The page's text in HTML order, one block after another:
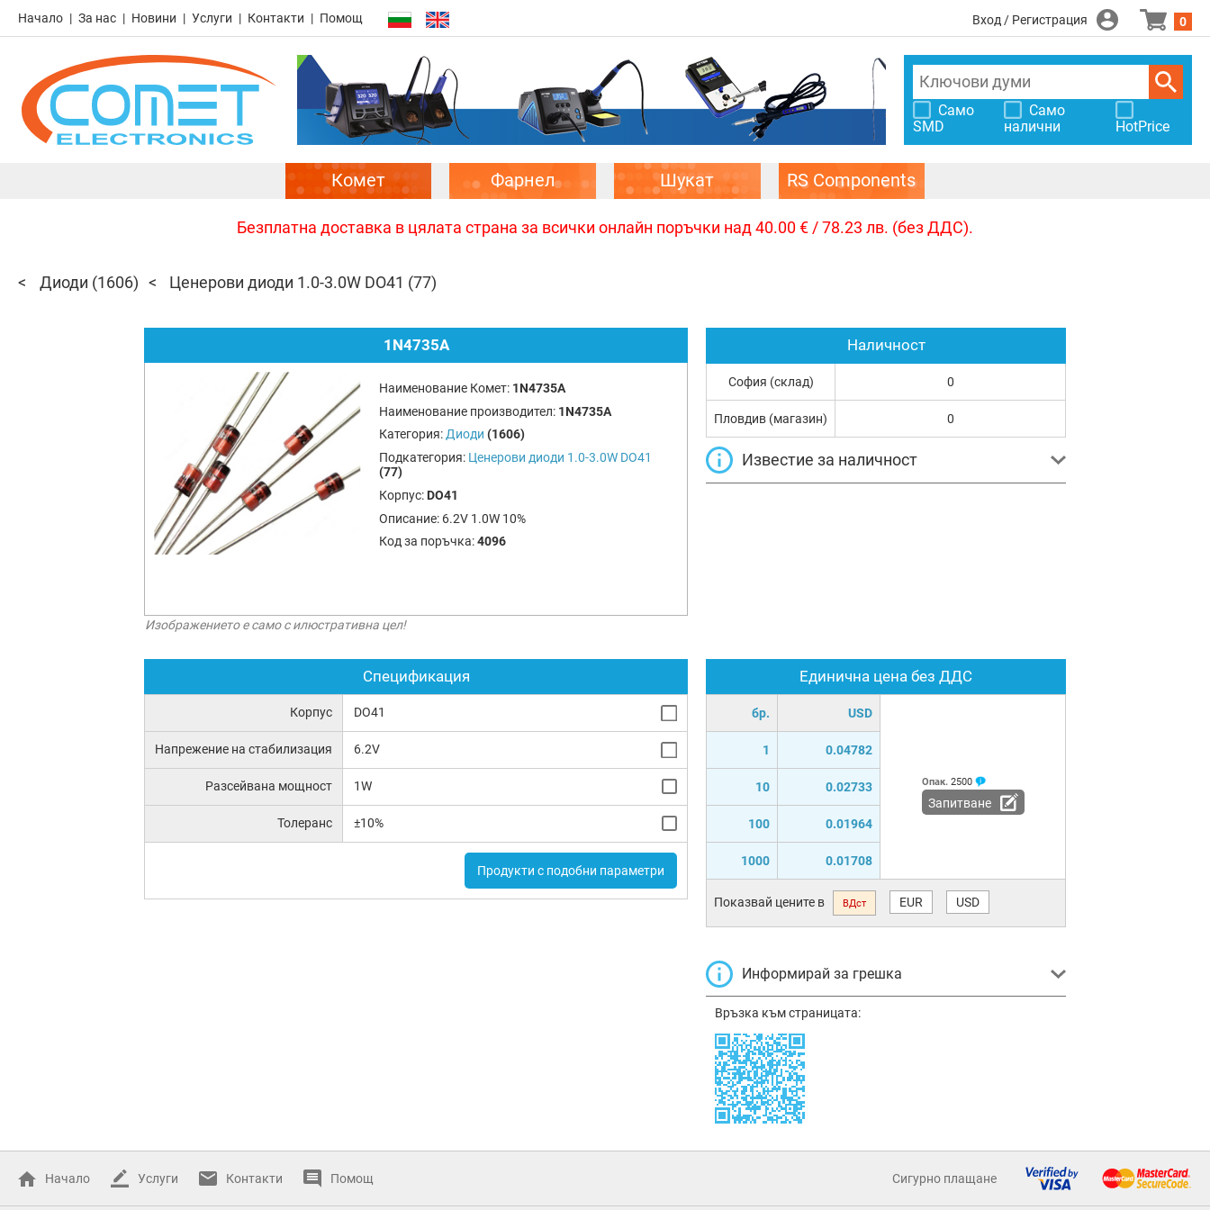
Начало За нас Новини Услуги Контакти Помощ Вход / Регистрация 0
Само
SMD
Само
налични
HotPrice
Комет Фарнел Шукат RS Components
Безплатна доставка в цялата страна за всички онлайн поръчки над 40.00 € / 78.23 лв. (без ДДС).
Диоди (1606) Ценерови диоди 1.0-3.0W DO41 (77)
1N4735A
Наименование Комет: 1N4735A
Наименование производител: 1N4735A
Категория:Диоди (1606)
Подкатегория: Ценерови диоди 1.0-3.0W DO41
(77)
Корпус: DO41
Описание: 6.2V 1.0W 10%
Код за поръчка:4096
Изображението е само с илюстративна цел!
Спецификация
Корпус DO41
Напрежение на стабилизация 6.2V
Разсейвана мощност 1W
Толеранс ±10%
Продукти с подобни параметри
Единична цена без ДДС
бр. USD
1 0.04782
10 0.02733
100 0.01964
1000 0.01708
Опак. 2500
Запитване
Показвай цените в ВДст EUR USD
Информирай за грешка
Връзка към страницата:
Наличност
София (склад) 0
Пловдив (магазин) 0
Известие за наличност
Начало Услуги Контакти Помощ Сигурно плащане